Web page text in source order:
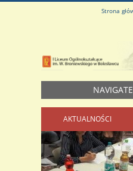
Strona
AKTUALNOŚCI